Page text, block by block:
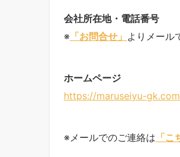
会社所在地・電話番号
※ 「お問合せ」 よりメール
ホームページ
https://maruseiyu-
※メールでのご連絡は 「こ